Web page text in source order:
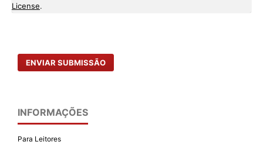
License.
ENVIAR SUBMISSÃO
INFORMAÇÕES
Para Leitores